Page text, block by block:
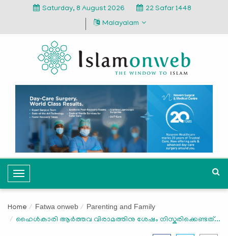
Saturday, 8 August 2026
22 Safar 1448
Malayalam
T
o
g
l
Home Fatwa onweb Parenting and Family
ഹൈള്‍കാരി ആര്‍ത്തവ വിരാമത്തിനു ശേഷം നിസ്കരിക്കെണ്ടത്...